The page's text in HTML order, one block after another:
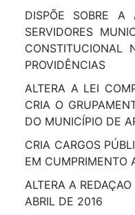
DISPÕE SOBRE A
SERVIDORES
PROVIDÊNCIAS
ALTERA A LEI
CRIA O
DO MUNICÍPIO DE
CRIA CARGOS
EM CUMPRIMENTO
ALTERA A
ABRIL DE 2016